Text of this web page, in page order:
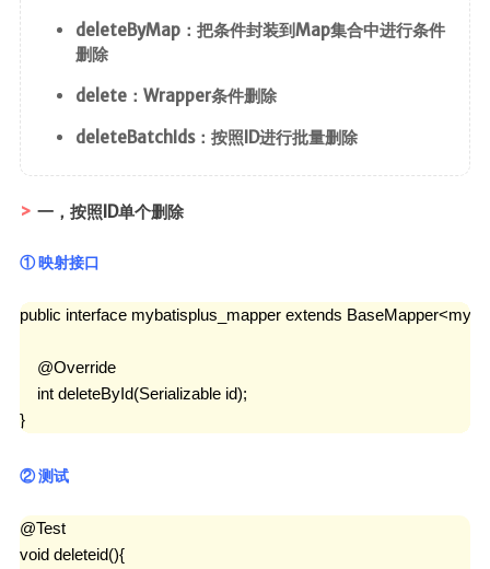
deleteByMap：把条件封装到Map集合中进行条件
删除
delete：Wrapper条件删除
deleteBatchIds：按照ID进行批量删除
一，按照ID单个删除
① 映射接口
public interface mybatisplus_mapper extends
    @Override
    int deleteById(Serializable id);
}
② 测试
@Test
void deleteid(){